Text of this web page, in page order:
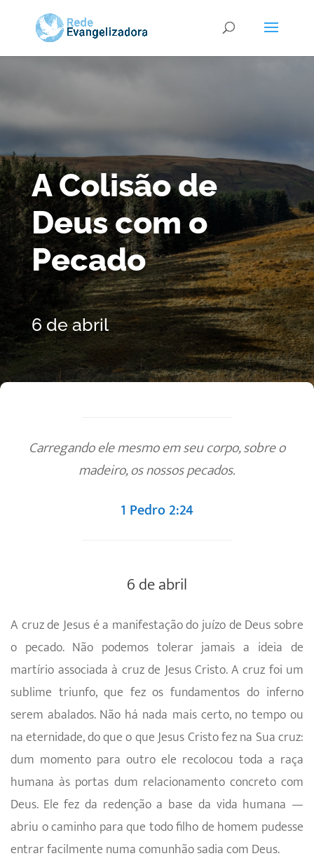
A Colisão de
Deus com o
Pecado
6 de abril
Carregando ele mesmo em seu corpo, sobre o
madeiro, os nossos pecados.
1 Pedro 2:24
6 de abril
A cruz de Jesus é a manifestação do juízo de Deus sobre
o pecado. Não podemos tolerar jamais a ideia de
martírio associada à cruz de Jesus Cristo. A cruz foi um
sublime triunfo, que fez os fundamentos do inferno
serem abalados. Não há nada mais certo, no tempo ou
na eternidade, do que o que Jesus Cristo fez na Sua cruz:
dum momento para outro ele recolocou toda a raça
humana às portas dum relacionamento concreto com
Deus. Ele fez da redenção a base da vida humana —
abriu o caminho para que todo filho de homem pudesse
entrar facilmente numa comunhão sadia com Deus.